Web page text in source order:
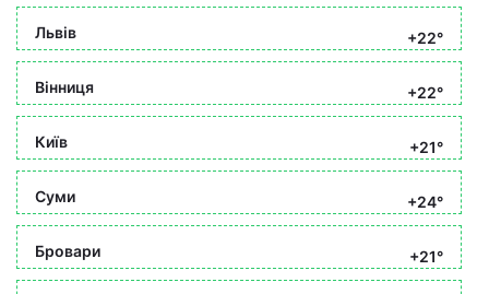
Львів +22°
Вінниця +22°
Київ +21°
Суми +24°
Бровари +21°